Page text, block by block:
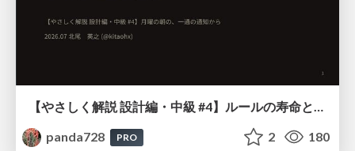
【やさしく解説 設計編・中級 #4】ルールの寿命と、システムの年輪
panda728
PRO 2 180